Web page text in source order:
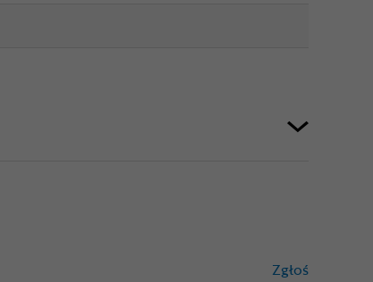
Zgłoś